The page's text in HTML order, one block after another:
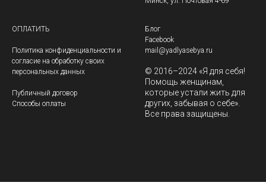
ОПЛАТИТЬ
Политика конфиденциальности и
согласие на обработку своих
персональных данных
Публичный договор
Способы оплаты
Блог
Facebook
mail@yadlyasebya.ru
© 2016–2024 «Я для себя!
Помощь женщинам,
которые устали жить для
других, забывая о себе».
Все права защищены.